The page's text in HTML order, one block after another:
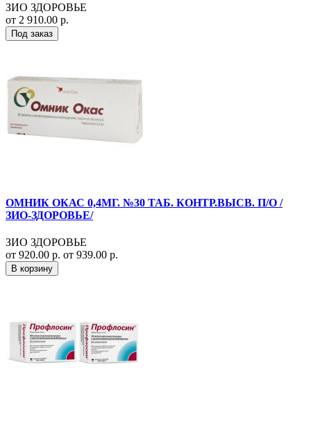
ЗИО ЗДОРОВЬЕ
от 2 910.00 р.
Под заказ
ОМНИК ОКАС 0,4МГ. №30 ТАБ. КОНТР.ВЫСВ. П/О /
ЗИО-ЗДОРОВЬЕ/
ЗИО ЗДОРОВЬЕ
от 920.00 р. от 939.00 р.
В корзину